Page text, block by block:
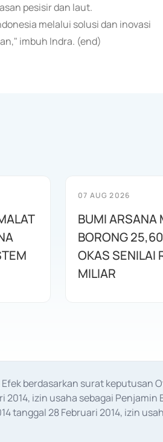
pesisir dan laut.
melalui solusi dan inovasi
imbuh Indra. (end)
07 AUG 2026
BUMI ARSANA
BORONG
OKAS SENILAI
MILIAR
berdasarkan surat keputusan
2014, izin usaha sebagai
tanggal 28 Februari 2014, izin